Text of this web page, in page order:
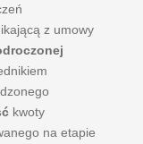
z umowy
kwoty
na etapie